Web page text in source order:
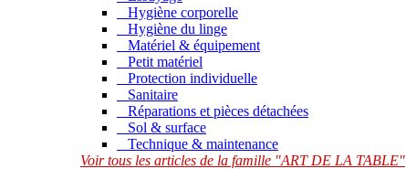
Hygiène corporelle
Hygiène du linge
Matériel & équipement
Petit matériel
Protection individuelle
Sanitaire
Réparations et pièces détachées
Sol & surface
Technique & maintenance
Voir tous les articles de la famille "ART DE LA TABLE"